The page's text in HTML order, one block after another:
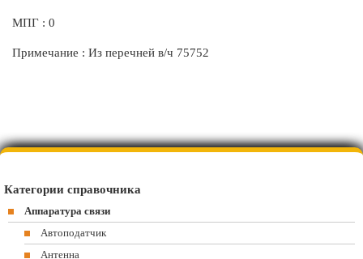
МПГ : 0
Примечание : Из перечней в/ч 75752
Категории справочника
Аппаратура связи
Автоподатчик
Антенна